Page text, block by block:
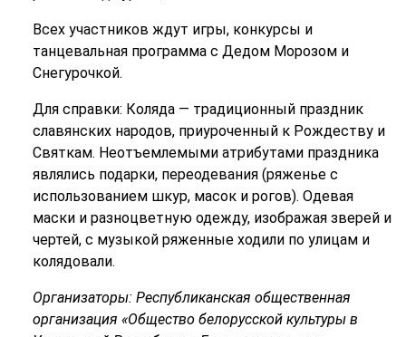
Всех участников ждут игры, конкурсы и
танцевальная программа с Дедом Морозом и
Снегурочкой.
Для справки: Коляда — традиционный праздник
славянских народов, приуроченный к Рождеству и
Святкам. Неотъемлемыми атрибутами праздника
являлись подарки, переодевания (ряженье с
использованием шкур, масок и рогов). Одевая
маски и разноцветную одежду, изображая зверей и
чертей, с музыкой ряженные ходили по улицам и
колядовали.
Организаторы: Республиканская общественная
организация «Общество белорусской культуры в